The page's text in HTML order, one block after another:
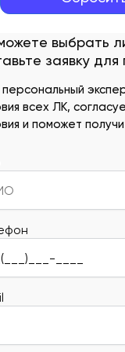
выбрать
заявку
всех ЛК,
и поможет